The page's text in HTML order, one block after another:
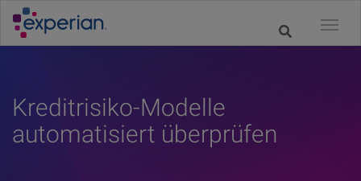
Kreditrisiko-Modelle
automatisiert überprüfen